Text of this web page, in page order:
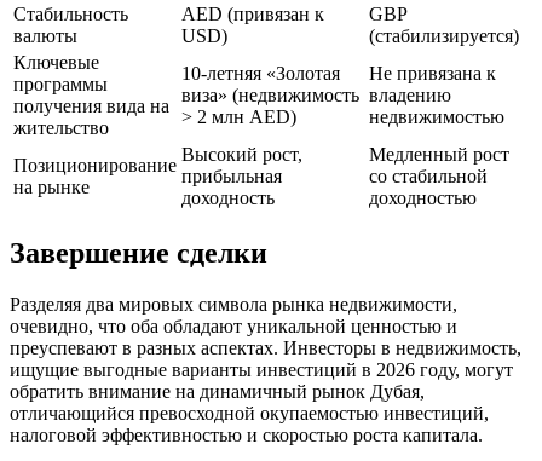
Стабильность
валюты
AED (привязан к
USD)
GBP
(стабилизируется)
Ключевые
программы
получения вида на
жительство
10-летняя «Золотая
виза» (недвижимость
> 2 млн AED)
Не привязана к
владению
недвижимостью
Позиционирование
на рынке
Высокий рост,
прибыльная
доходность
Медленный рост
со стабильной
доходностью
Завершение сделки
Разделяя два мировых символа рынка недвижимости,
очевидно, что оба обладают уникальной ценностью и
преуспевают в разных аспектах. Инвесторы в недвижимость,
ищущие выгодные варианты инвестиций в 2026 году, могут
обратить внимание на динамичный рынок Дубая,
отличающийся превосходной окупаемостью инвестиций,
налоговой эффективностью и скоростью роста капитала.